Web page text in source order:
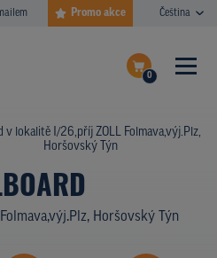
Promo akce Čeština
0
Dokončit poptávku
DOTAZY
V AKCI
v lokalitě I/26,příj ZOLL Folmava,výj.Plz,
Horšovský Týn
Horšovský Týn